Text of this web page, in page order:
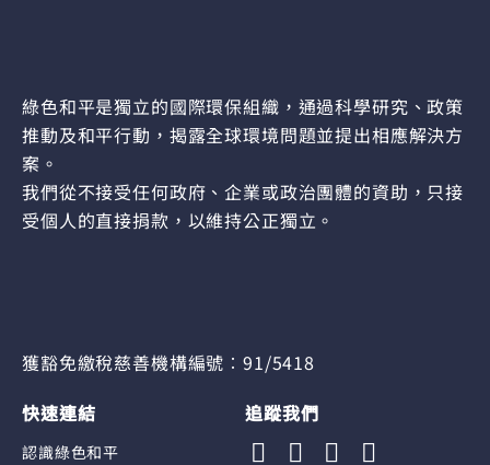
綠色和平是獨立的國際環保組織，通過科學研究、政策
推動及和平行動，揭露全球環境問題並提出相應解決方
案。
我們從不接受任何政府、企業或政治團體的資助，只接
受個人的直接捐款，以維持公正獨立。
獲豁免繳稅慈善機構編號︰91/5418
快速連結
認識綠色和平
追蹤我們